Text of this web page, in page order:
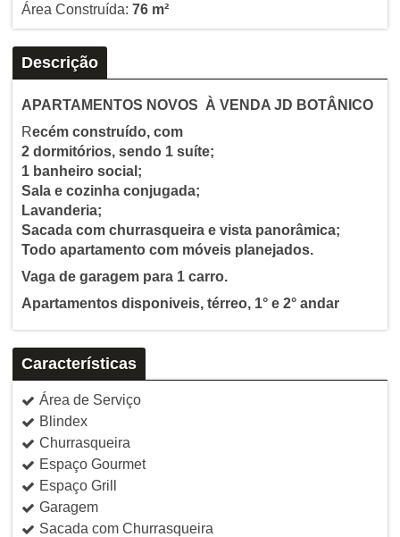
Área Construída: 76 m²
Descrição
APARTAMENTOS NOVOS À VENDA JD BOTÂNICO
Recém construído, com
2 dormitórios, sendo 1 suíte;
1 banheiro social;
Sala e cozinha conjugada;
Lavanderia;
Sacada com churrasqueira e vista panorâmica;
Todo apartamento com móveis planejados.
Vaga de garagem para 1 carro.
Apartamentos disponiveis, térreo, 1° e 2° andar
Características
Área de Serviço
Blindex
Churrasqueira
Espaço Gourmet
Espaço Grill
Garagem
Sacada com Churrasqueira